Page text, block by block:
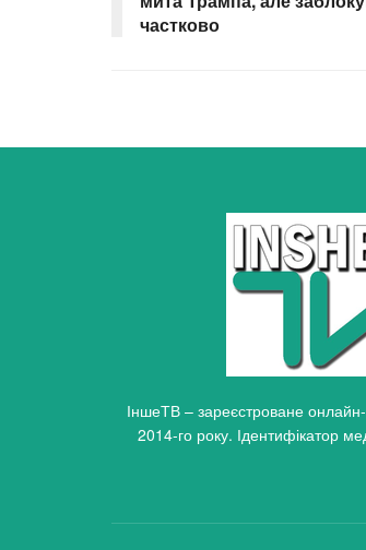
частково
ІншеТВ – зареєстроване
2014-го року. Ідентифікатор